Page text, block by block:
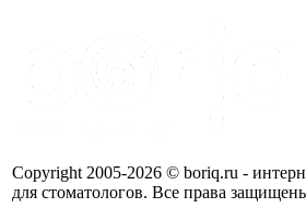
Copyright 2005-2026 © boriq.ru -
для стоматологов. Все права